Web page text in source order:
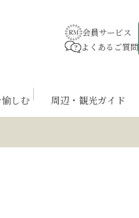
会員サービス
よくあるご質問
しむ 周辺・観光ガイド